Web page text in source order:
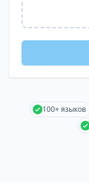
100+ языков